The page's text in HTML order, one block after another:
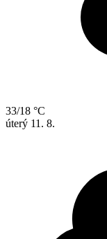
33/18 °C
úterý 11. 8.